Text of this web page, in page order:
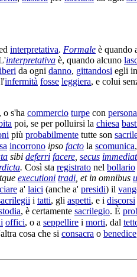
interpretativa. Formale è quando
interpretativa è, quando alcuno
da ogni danno, gittandosi egli
infermità fosse leggiera, e colui
, o s'ha commercio turpe con persona
poi, se perpolluirsi la chiesa
più probabilmente tutte son
incorrono ipso facto la scomunica
sibi deferri facere secus
. Così sta registrato nel bollario
executioni tradi , et in omnibus
a' laici (anche a' presidi) il
i tatti, gli aspetti, e i discorsi
, è certamente sacrilegio. È
offici, o a seppellire i morti, dal
cosa che si consacra o benedice